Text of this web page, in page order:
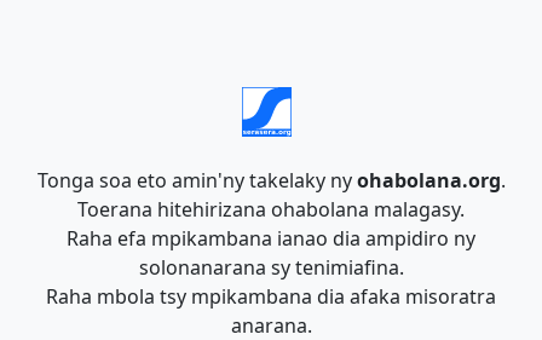
Tonga soa eto amin'ny takelaky nyohabolana.org.
Toerana hitehirizana ohabolana malagasy.
Raha efa mpikambana ianao dia ampidiro ny
solonanarana sy tenimiafina.
Raha mbola tsy mpikambana dia afaka misoratra
anarana.